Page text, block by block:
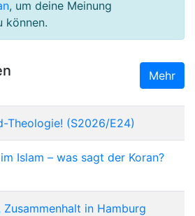
, um deine Meinung
können.
Mehr
Theologie! (S2026/E24)
Islam – was sagt der Koran?
Zusammenhalt in Hamburg